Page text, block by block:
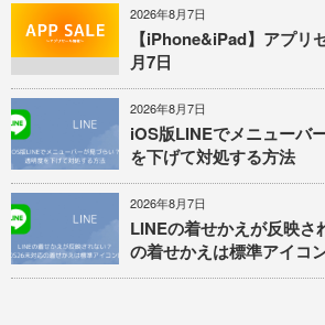
2026年8月7日
【iPhone&iPad】アプリ
月7日
2026年8月7日
iOS版LINEでメニューバ
を下げて対処する方法
2026年8月7日
LINEの着せかえが反映さ
の着せかえは標準アイコ